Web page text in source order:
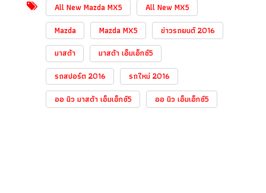
All New Mazda MX5
All New MX5
Mazda
Mazda MX5
ข่าวรถยนต์ 2016
มาสด้า
มาสด้า เอ็มเอ็กซ์5
รถสปอร์ต 2016
รถใหม่ 2016
ออ นิว มาสด้า เอ็มเอ็กซ์5
ออ นิว เอ็มเอ็กซ์5